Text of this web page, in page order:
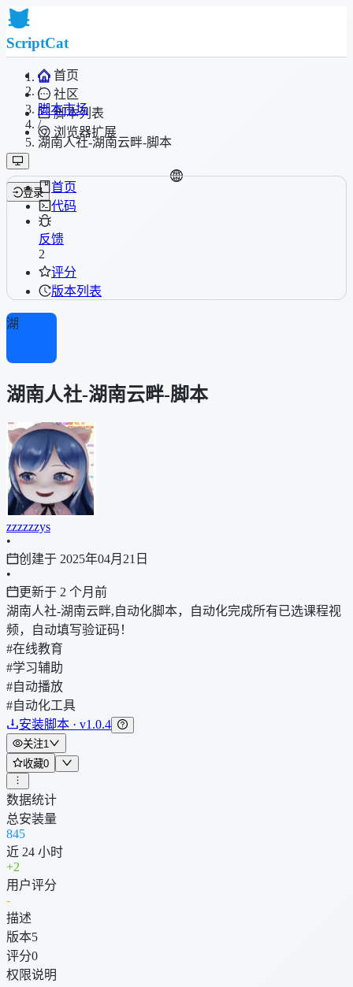
ScriptCat
首页
社区
脚本列表
浏览器扩展
登录
/
脚本市场
/
湖南人社-湖南云畔-脚本
首页
代码
反馈
2
评分
版本列表
湖
湖南人社-湖南云畔-脚本
zzzzzzys
•
创建于 2025年04月21日
•
更新于 2 个月前
湖南人社-湖南云畔,自动化脚本，自动化完成所有已选课程视
频，自动填写验证码！
#在线教育
#学习辅助
#自动播放
#自动化工具
安装脚本 · v1.0.4
关注1
收藏0
数据统计
总安装量
845
近 24 小时
+2
用户评分
-
描述
版本5
评分0
权限说明